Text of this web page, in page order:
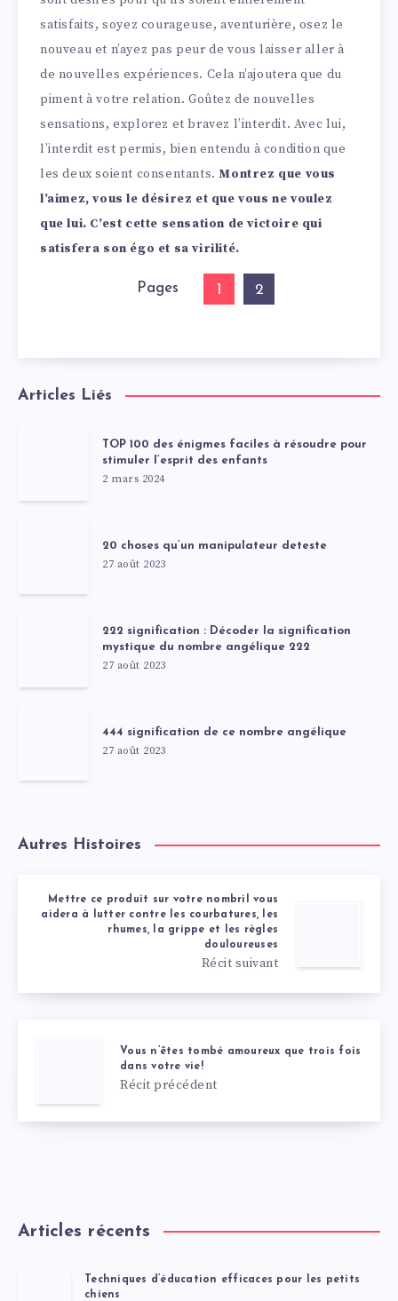
satisfaits, soyez courageuse, aventurière, osez le
nouveau et n’ayez pas peur de vous laisser aller à
de nouvelles expériences. Cela n’ajoutera que du
piment à votre relation. Goûtez de nouvelles
sensations, explorez et bravez l’interdit. Avec lui,
l’interdit est permis, bien entendu à condition que
les deux soient consentants. Montrez que vous
l’aimez, vous le désirez et que vous ne voulez
que lui. C’est cette sensation de victoire qui
satisfera son égo et sa virilité.
Pages 1 2
Articles Liés
TOP 100 des énigmes faciles à résoudre pour
stimuler l’esprit des enfants
2 mars 2024
20 choses qu’un manipulateur deteste
27 août 2023
222 signification : Décoder la signification
mystique du nombre angélique 222
27 août 2023
444 signification de ce nombre angélique
27 août 2023
Autres Histoires
Mettre ce produit sur votre nombril vous
aidera à lutter contre les courbatures, les
rhumes, la grippe et les règles
douloureuses
Récit suivant
Vous n’êtes tombé amoureux que trois fois
dans votre vie!
Récit précédent
Articles récents
Techniques d’éducation efficaces pour les petits
chiens